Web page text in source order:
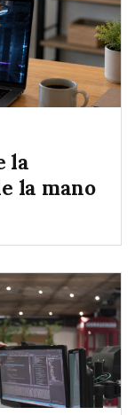
la
la mano